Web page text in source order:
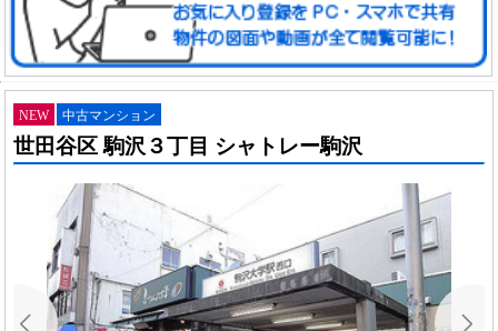
NEW 中古マンション
世田谷区 駒沢３丁目 シャトレー駒沢